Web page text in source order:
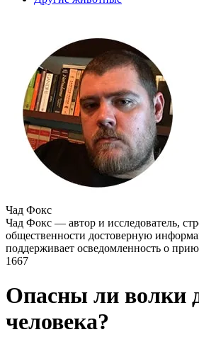
Чад Фокс
Чад Фокс — автор и исследователь,
общественности достоверную
поддерживает осведомленность о
1667
Опасны ли волки
человека?